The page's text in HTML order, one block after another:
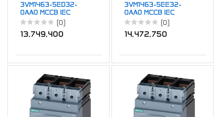
3VM1463-5ED32-
0AA0 MCCB IEC
FS630 630A 3P
55KA TM FTFM
(0)
13,749,400
3VM1463-5EE32-
0AA0 MCCB IEC
FS630 630A 3P
55KA TM ATFM
(0)
14,472,750